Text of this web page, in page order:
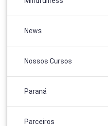
News
Nossos Cursos
Paraná
Parceiros